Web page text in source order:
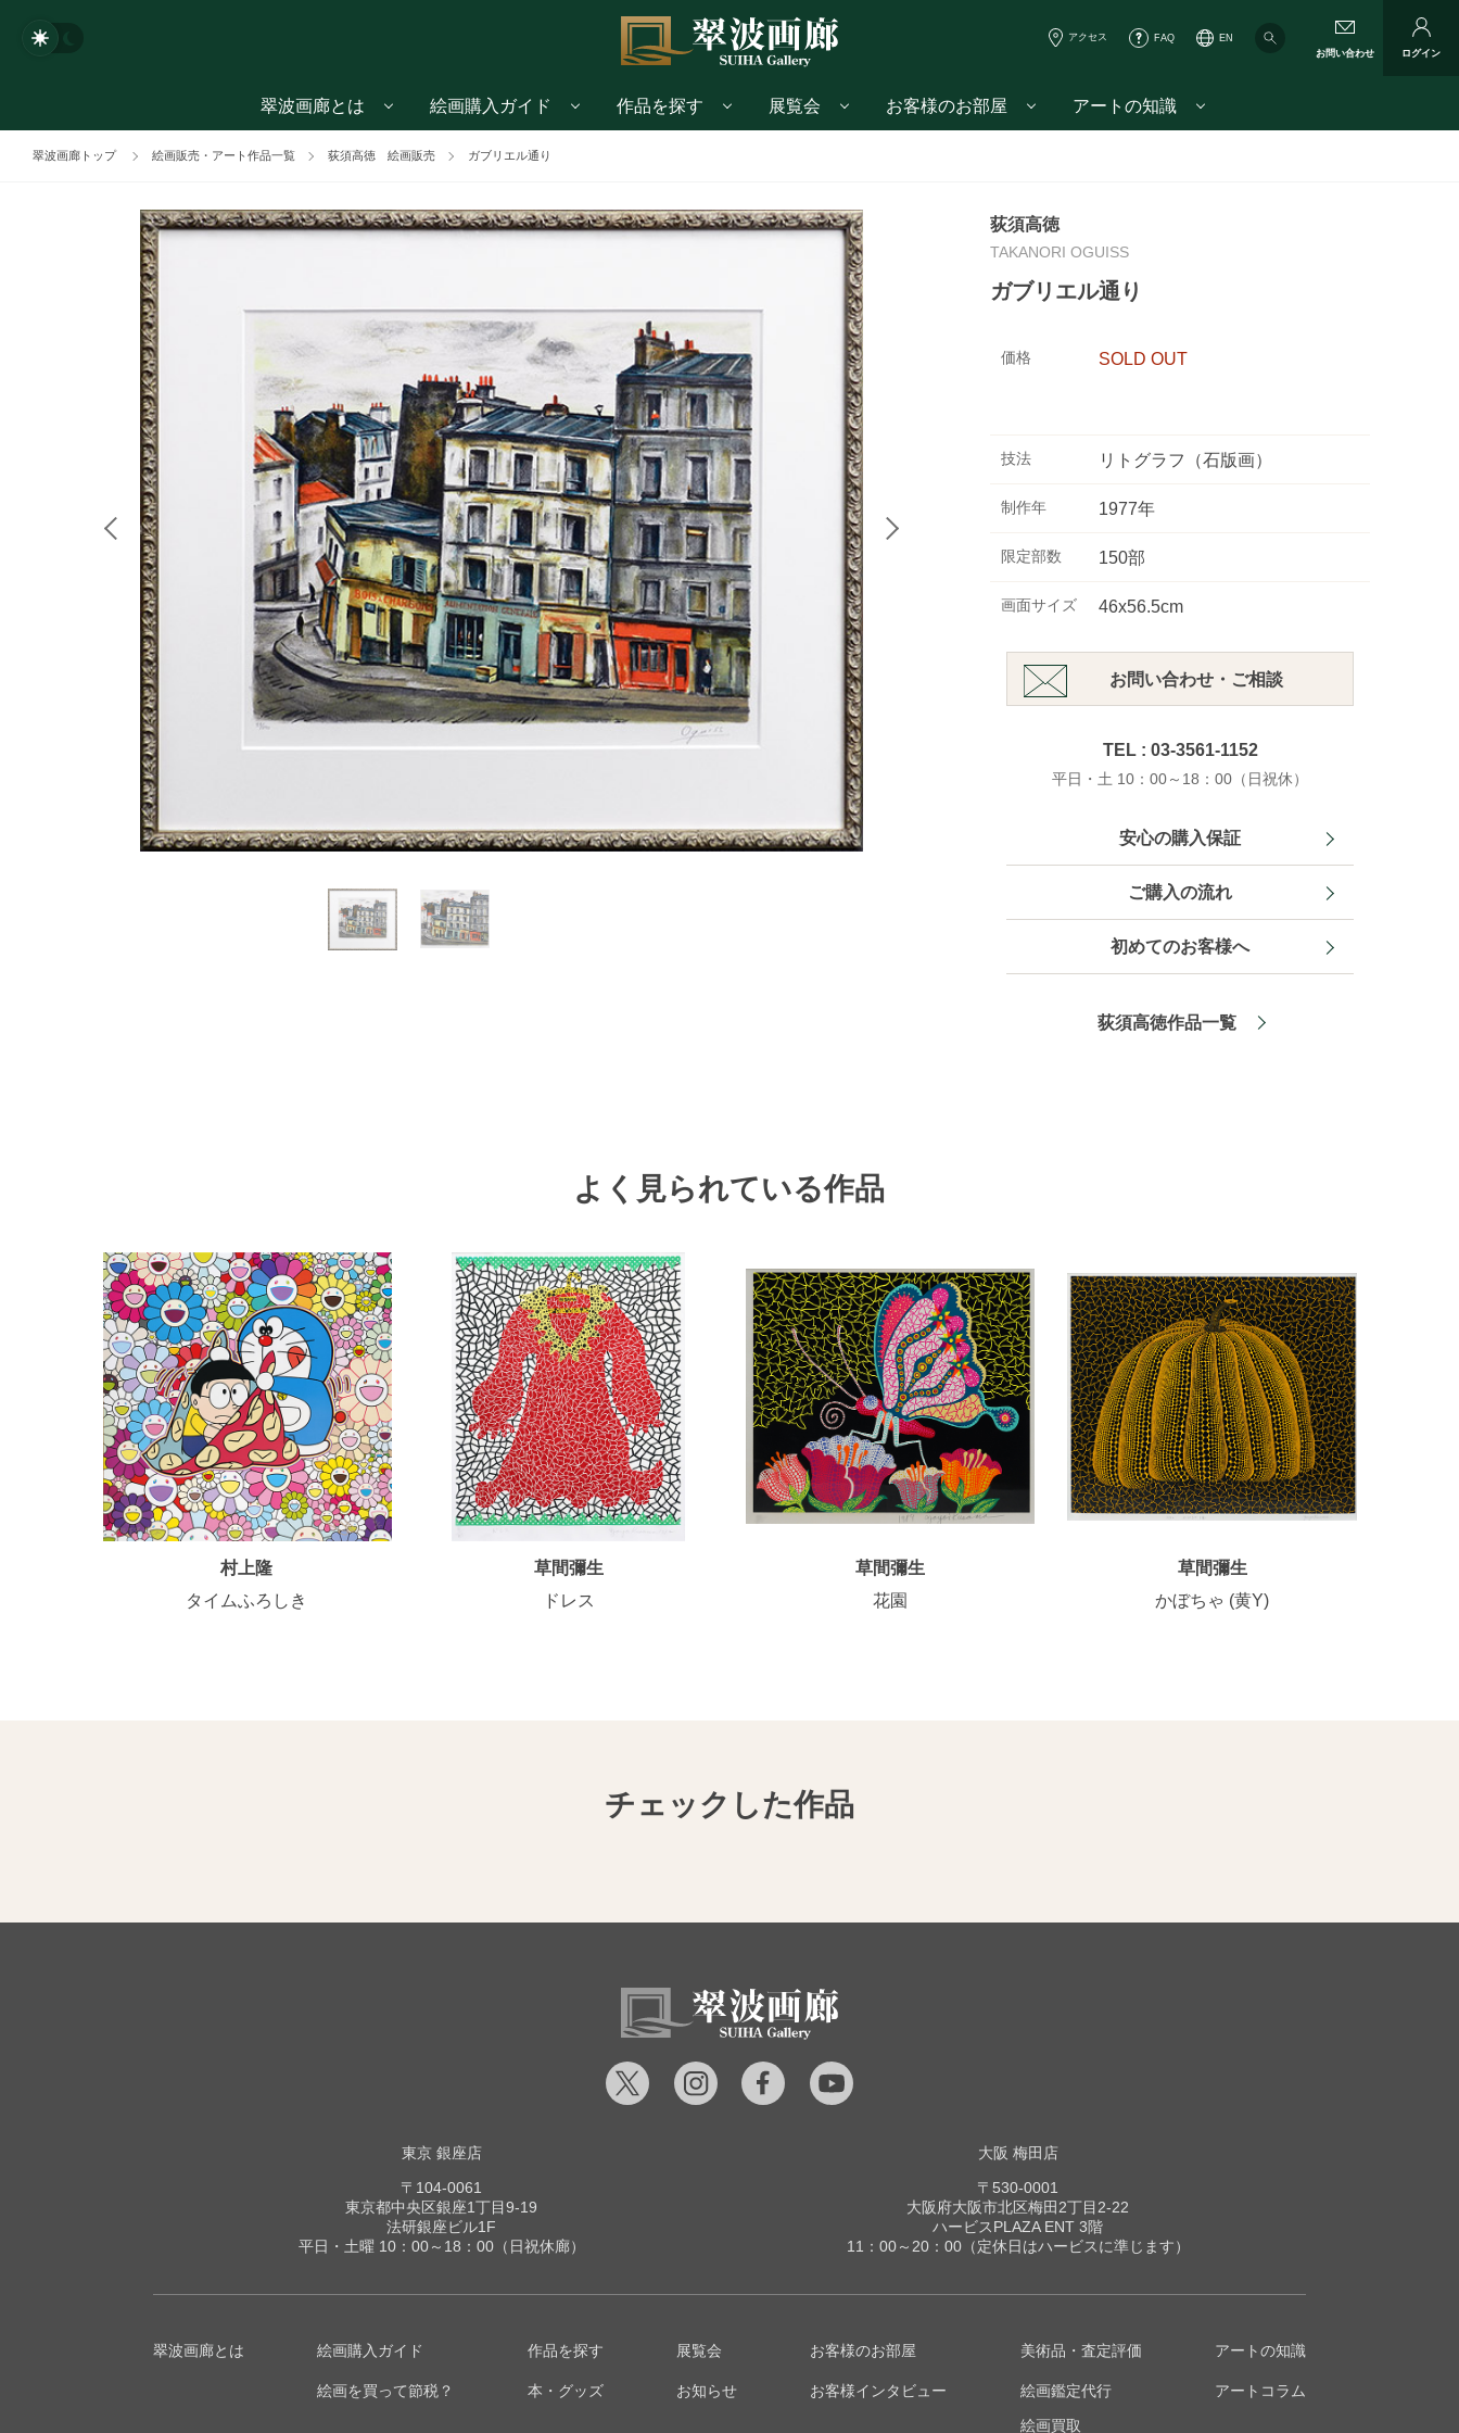
アクセス FAQ
EN
お問い合わせ
ログイン
翠波画廊とは 絵画購入ガイド 作品を探す 展覧会 お客様のお部屋 アートの知識
翠波画廊トップ 絵画販売・アート作品一覧 荻須高徳 絵画販売 ガブリエル通り
荻須高徳
TAKANORI OGUISS
ガブリエル通り
価格 SOLD OUT
技法 リトグラフ（石版画）
制作年 1977年
限定部数 150部
画面サイズ 46x56.5cm
お問い合わせ・ご相談
TEL : 03-3561-1152
平日・土 10：00～18：00（日祝休）
安心の購入保証
ご購入の流れ
初めてのお客様へ
荻須高徳作品一覧
よく見られている作品
村上隆
タイムふろしき
草間彌生
ドレス
草間彌生
花園
草間彌生
かぼちゃ (黄Y)
チェックした作品
東京 銀座店
〒104-0061
東京都中央区銀座1丁目9-19
法研銀座ビル1F
平日・土曜 10：00～18：00（日祝休廊）
大阪 梅田店
〒530-0001
大阪府大阪市北区梅田2丁目2-22
ハービスPLAZA ENT 3階
11：00～20：00（定休日はハービスに準じます）
翠波画廊とは 絵画購入ガイド
絵画を買って節税？
作品を探す
本・グッズ
展覧会
お知らせ
お客様のお部屋
お客様インタビュー
美術品・査定評価
絵画鑑定代行
絵画買取
アートの知識
アートコラム